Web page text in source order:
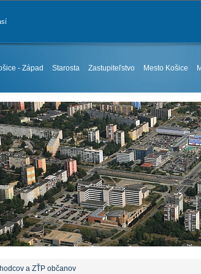
- Západ Starosta Zastupiteľstvo Mesto Košice
a ZŤP občanov